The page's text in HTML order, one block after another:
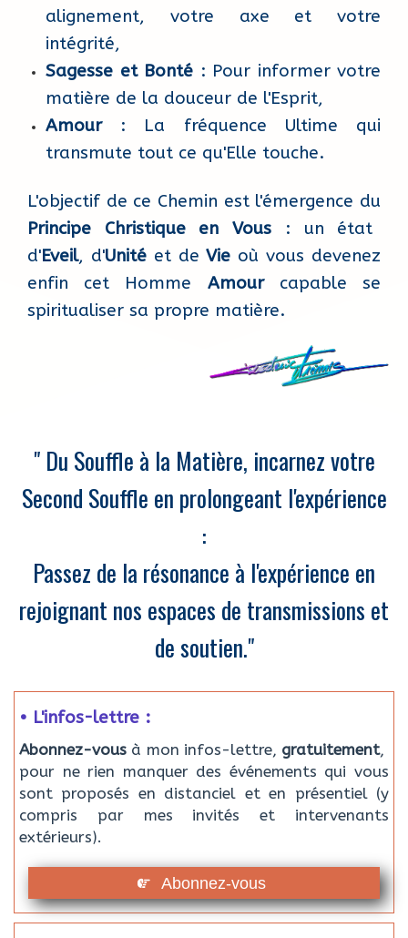
alignement, votre axe et votre
intégrité,
Sagesse et Bonté : Pour informer votre
matière de la douceur de l'Esprit,
Amour: La fréquence Ultime qui
transmute tout ce qu'Elle touche.
L'objectif de ce Chemin est l'émergence du
Principe Christique en Vous : un état
d'Eveil, d'Unitéet deVie où vous devenez
enfin cet Homme Amourcapable se
spiritualiser sa propre matière.
" Du Souffle à la Matière, incarnez votre
Second Souffle en prolongeant l'expérience
:
Passez de la résonance à l'expérience en
rejoignant nos espaces de transmissions et
de soutien."
• L'infos-lettre :
Abonnez-vous à mon infos-lettre, gratuitement,
pour ne rien manquer des événements qui vous
sont proposés en distanciel et en présentiel (y
compris par mes invités et intervenants
extérieurs).
Abonnez-vous